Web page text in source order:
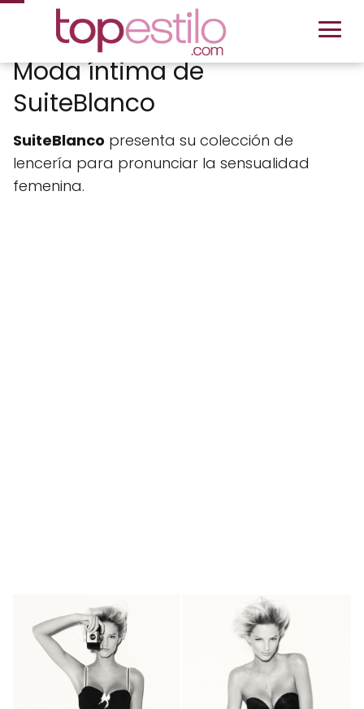
Moda íntima de
SuiteBlanco
SuiteBlanco presenta su colección de
lencería para pronunciar la sensualidad
femenina.